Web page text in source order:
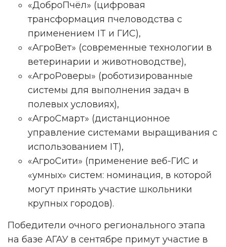
«ДоброПчёл» (цифровая
трансформация пчеловодства с
применением IT и ГИС),
«АгроВет» (современные технологии в
ветеринарии и животноводстве),
«АгроРоверы» (роботизированные
системы для выполнения задач в
полевых условиях),
«АгроСмарт» (дистанционное
управление системами выращивания с
использованием IT),
«АгроСити» (применение веб-ГИС и
«умных» систем: номинация, в которой
могут принять участие школьники
крупных городов).
Победители очного регионального этапа
на базе АГАУ в сентябре примут участие в
НАМ ВАЖНО ВАШЕ МНЕНИЕ!
ПРОЙТИ ОПРОС
2VtzqwFxGM8